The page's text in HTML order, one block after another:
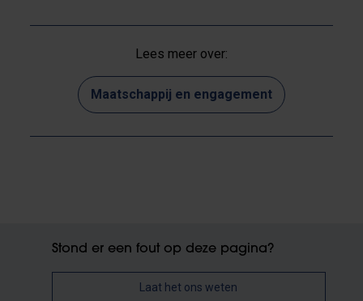
Lees meer over:
Maatschappij en engagement
Stond er een fout op deze pagina?
Laat het ons weten